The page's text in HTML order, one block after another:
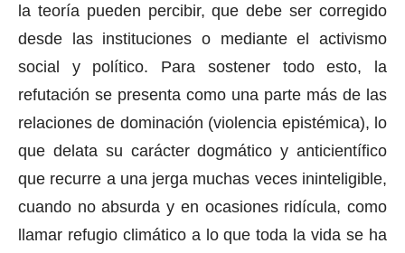
la teoría pueden percibir, que debe ser corregido
desde las instituciones o mediante el activismo
social y político. Para sostener todo esto, la
refutación se presenta como una parte más de las
relaciones de dominación (violencia epistémica), lo
que delata su carácter dogmático y anticientífico
que recurre a una jerga muchas veces ininteligible,
cuando no absurda y en ocasiones ridícula, como
llamar refugio climático a lo que toda la vida se ha